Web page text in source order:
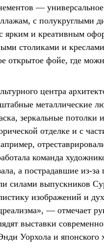
—
с полукруглыми
ярким и креативным
столиками и
открытое фойе, где
центра
металлические
зеркальные
отделке и с
команда
а пострадавшие из-
силами выпускников
изображений и
— отмечает
выставки
Уорхола и